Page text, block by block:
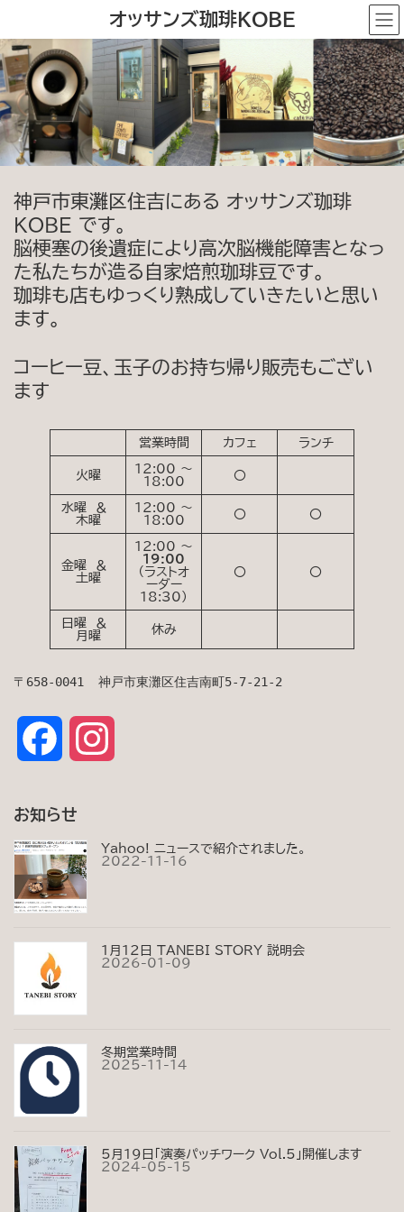
ン
ツ
へ
ス
キ
ッ
プ
ー
シ
ョ
ン
に
移
動
オッサンズ珈琲KOBE
神戸市東灘区住吉にある オッサンズ珈琲
KOBE です。
脳梗塞の後遺症により高次脳機能障害となっ
た私たちが造る自家焙煎珈琲豆です。
珈琲も店もゆっくり熟成していきたいと思い
ます。
コーヒー豆、玉子のお持ち帰り販売もござい
ます
営業時間 カフェ ランチ
火曜
12:00 ～
18:00
〇
水曜 ＆
木曜
12:00 ～
18:00
〇 〇
金曜 ＆
土曜
12:00 ～
19:00
（ラストオ
ーダー
18:30）
〇 〇
日曜 ＆
月曜
休み
〒658-0041  神戸市東灘区住吉南町5-7-21-2
e
k
g
a
お知らせ
Yahoo! ニュースで紹介されました。
2022-11-16
1月12日 TANEBI STORY 説明会
2026-01-09
冬期営業時間
2025-11-14
5月19日「演奏パッチワーク Vol.5」開催します
2024-05-15